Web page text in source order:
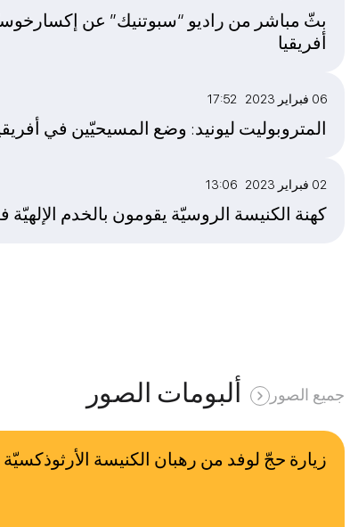
بثّ مباشر من راديو “سبوتنيك” عن
أفريقيا
06 فبراير 2023 17:52
المتروبوليت ليونيد: وضع المسيحيّين في
02 فبراير 2023 13:06
كهنة الكنيسة الروسيّة يقومون بالخدم الإلهيّة
ألبومات الصور جميع الصور
زيارة حجّ لوفد من رهبان الكنيسة